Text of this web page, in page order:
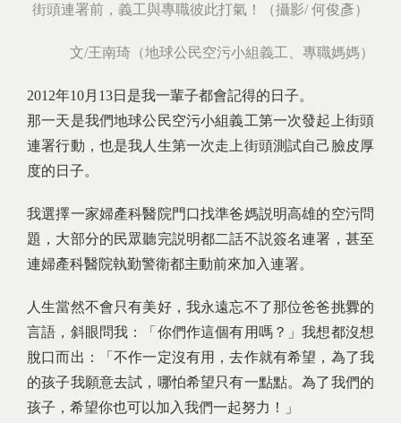
街頭連署前，義工與專職彼此打氣！（攝影/ 何俊彥）
文/王南琦（地球公民空污小組義工、專職媽媽）
2012年10月13日是我一輩子都會記得的日子。
那一天是我們地球公民空污小組義工第一次發起上街頭
連署行動，也是我人生第一次走上街頭測試自己臉皮厚
度的日子。
我選擇一家婦產科醫院門口找準爸媽説明高雄的空污問
題，大部分的民眾聽完説明都二話不説簽名連署，甚至
連婦產科醫院執勤警衛都主動前來加入連署。
人生當然不會只有美好，我永遠忘不了那位爸爸挑釁的
言語，斜眼問我：「你們作這個有用嗎？」我想都沒想
脫口而出：「不作一定沒有用，去作就有希望，為了我
的孩子我願意去試，哪怕希望只有一點點。為了我們的
孩子，希望你也可以加入我們一起努力！」